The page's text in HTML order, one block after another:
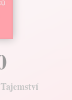
Tajemství